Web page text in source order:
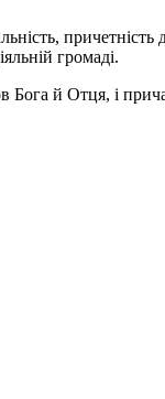
причетність
громаді.
Бога й Отця, і